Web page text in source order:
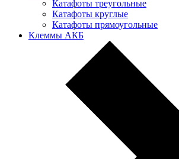
Катафоты треугольные
Катафоты круглые
Катафоты прямоугольные
Клеммы АКБ